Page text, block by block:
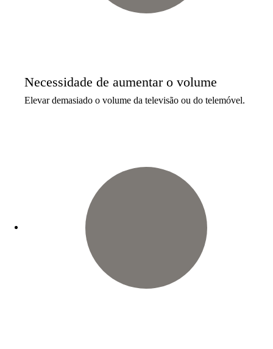
Necessidade de aumentar o volume
Elevar demasiado o volume da televisão ou do telemóvel.